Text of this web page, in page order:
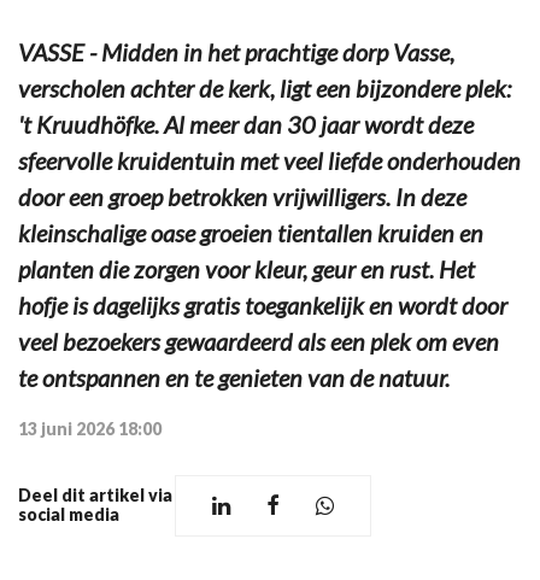
VASSE - Midden in het prachtige dorp Vasse,
verscholen achter de kerk, ligt een bijzondere plek:
't Kruudhöfke. Al meer dan 30 jaar wordt deze
sfeervolle kruidentuin met veel liefde onderhouden
door een groep betrokken vrijwilligers. In deze
kleinschalige oase groeien tientallen kruiden en
planten die zorgen voor kleur, geur en rust. Het
hofje is dagelijks gratis toegankelijk en wordt door
veel bezoekers gewaardeerd als een plek om even
te ontspannen en te genieten van de natuur.
13 juni 2026 18:00
Deel dit artikel via
social media